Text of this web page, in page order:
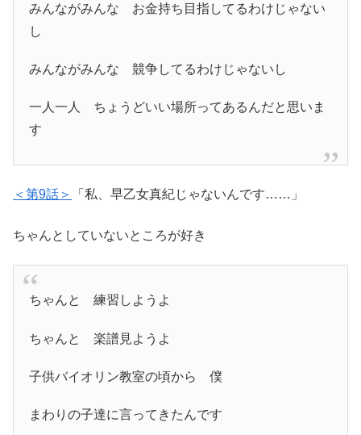
みんながみんな お金持ち目指してるわけじゃない
し
みんながみんな 競争してるわけじゃないし
一人一人 ちょうどいい場所ってあるんだと思いま
す
＜第9話＞ 「私、早乙女真紀じゃないんです……」
ちゃんとしていないところが好き
ちゃんと 練習しようよ
ちゃんと 楽譜見ようよ
子供バイオリン教室の頃から 僕
まわりの子達に言ってきたんです